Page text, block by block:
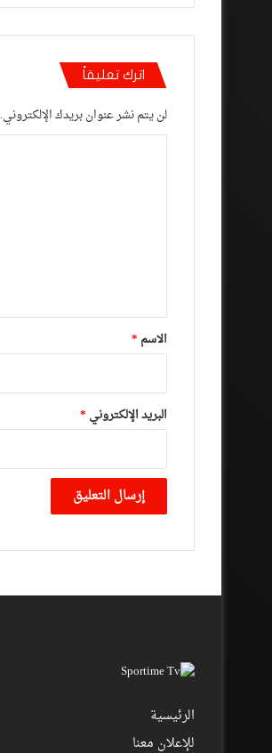
اترك تعليقاً
لن يتم نشر عنوان بريدك الإلكتروني.
*
الاسم *
البريد الإلكتروني *
الرئيسية
للإعلان معنا